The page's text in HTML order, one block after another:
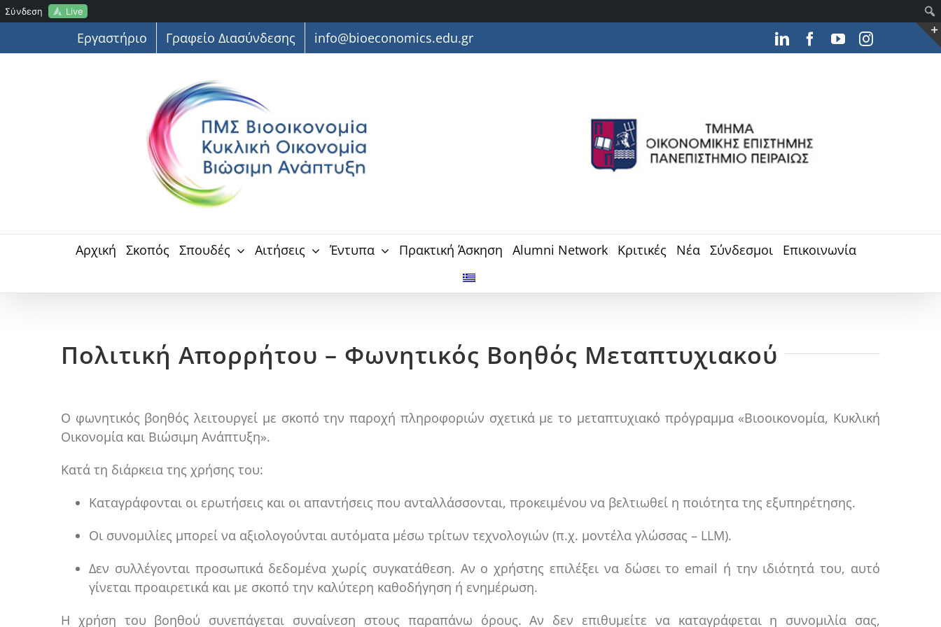
Σύνδεση Live
στο
Εργαστήριο Γραφείο Διασύνδεσης info@bioeconomics.edu.gr LinkedInFacebook
YouTubeInstagram
Αρχική Σκοπός Σπουδές Αιτήσεις Έντυπα Πρακτική Άσκηση Alumni Network Κριτικές Νέα Σύνδεσμοι Επικοινωνία
Πολιτική Απορρήτου – Φωνητικός Βοηθός Μεταπτυχιακού
Ο φωνητικός βοηθός λειτουργεί με σκοπό την παροχή πληροφοριών σχετικά με το μεταπτυχιακό πρόγραμμα «Βιοοικονομία, Κυκλική
Οικονομία και Βιώσιμη Ανάπτυξη».
Κατά τη διάρκεια της χρήσης του:
Καταγράφονται οι ερωτήσεις και οι απαντήσεις που ανταλλάσσονται, προκειμένου να βελτιωθεί η ποιότητα της εξυπηρέτησης.
Οι συνομιλίες μπορεί να αξιολογούνται αυτόματα μέσω τρίτων τεχνολογιών (π.χ. μοντέλα γλώσσας – LLM).
Δεν συλλέγονται προσωπικά δεδομένα χωρίς συγκατάθεση. Αν ο χρήστης επιλέξει να δώσει το email ή την ιδιότητά του, αυτό
γίνεται προαιρετικά και με σκοπό την καλύτερη καθοδήγηση ή ενημέρωση.
Η χρήση του βοηθού συνεπάγεται συναίνεση στους παραπάνω όρους. Αν δεν επιθυμείτε να καταγράφεται η συνομιλία σας,